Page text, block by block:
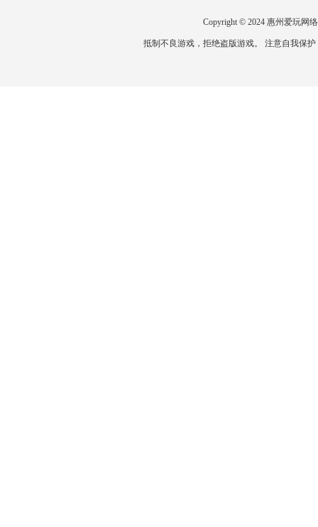
Copyright © 2024 惠州爱玩网
抵制不良游戏，拒绝盗版游戏。 注意自我保